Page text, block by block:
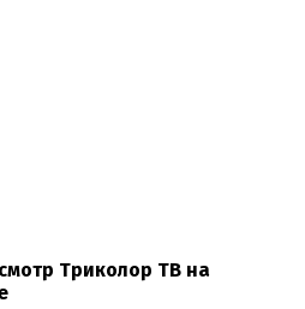
Триколор ТВ на